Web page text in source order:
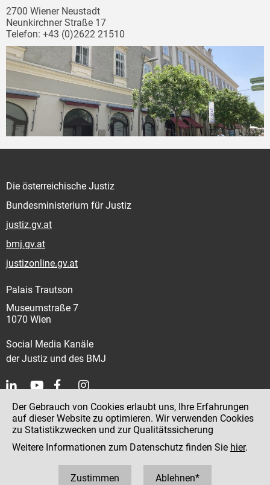
2700 Wiener Neustadt
Neunkirchner Straße 17
Telefon: +43 (0)2622 21510
Die österreichische Justiz
Bundesministerium für Justiz
justiz.gv.at
bmj.gv.at
justizonline.gv.at
Palais Trautson
Museumstraße 7
1070 Wien
Social Media Kanäle
der Justiz und des BMJ
Kontakt
Impressum
Datenschutz
Der Gebrauch von Cookies erlaubt uns, Ihre Erfahrungen
auf dieser Website zu optimieren. Wir verwenden Cookies
zu Statistikzwecken und zur Qualitätssicherung
Weitere Informationen zum Datenschutz finden Sie hier.
Zustimmen Ablehnen*